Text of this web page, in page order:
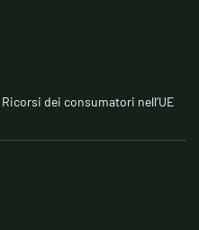
dei consumatori nell’UE